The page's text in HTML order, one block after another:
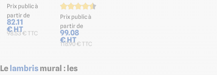
Prix public à
partir de
82.11
€ HT
98.53 € TTC
Prix public à
partir de
99.08
€ HT
118.90 € TTC
Le lambris mural : les